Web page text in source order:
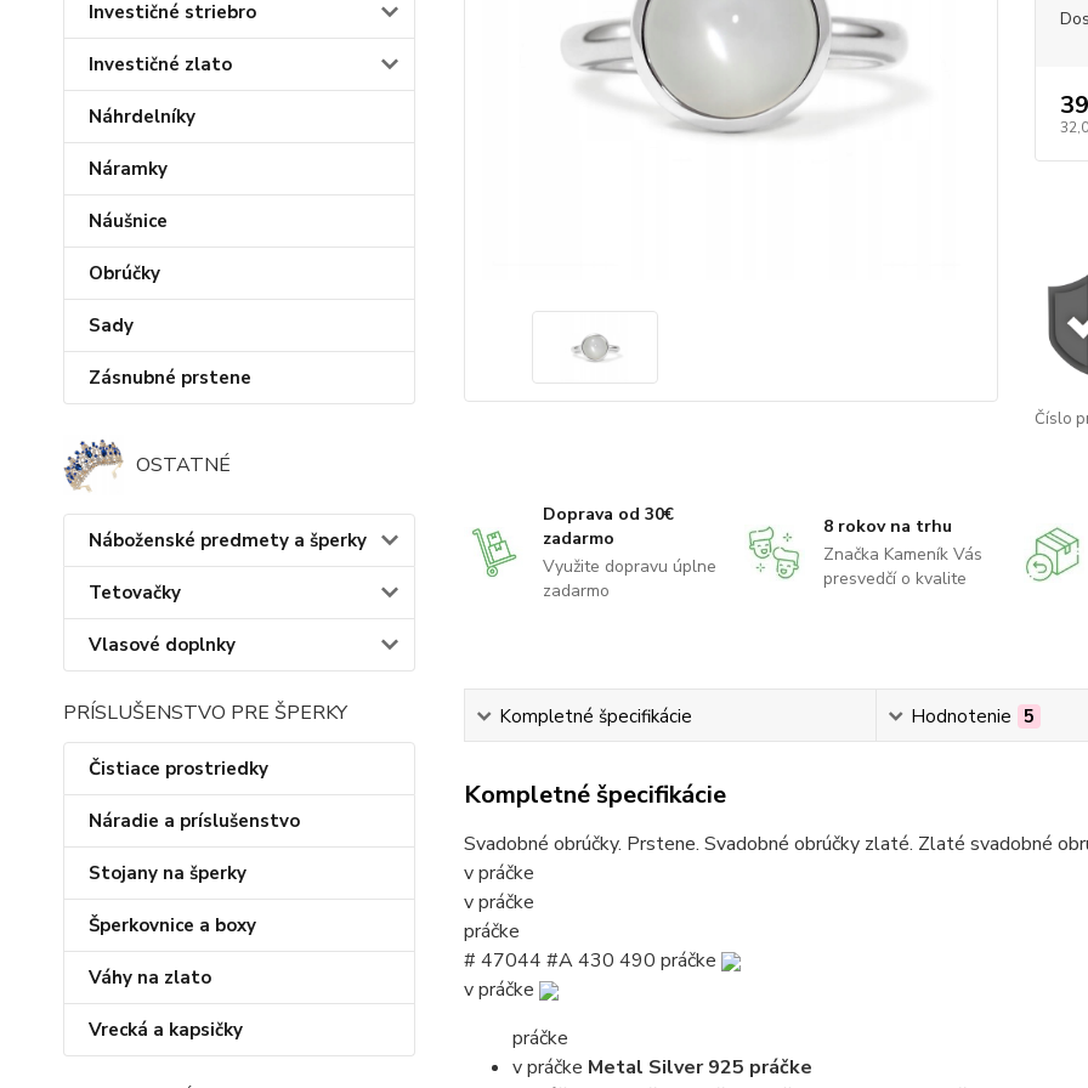
Investičné striebro
Investičné zlato
Náhrdelníky
Náramky
Náušnice
Obrúčky
Sady
Zásnubné prstene
OSTATNÉ
Náboženské predmety a šperky
Tetovačky
Vlasové doplnky
PRÍSLUŠENSTVO PRE ŠPERKY
Čistiace prostriedky
Náradie a príslušenstvo
Stojany na šperky
Šperkovnice a boxy
Váhy na zlato
Vrecká a kapsičky
Číslo
Doprava od 30€
zadarmo
Využite dopravu úplne
zadarmo
8 rokov na trhu
Značka Kameník Vás
presvedčí o kvalite
Kompletné špecifikácie Hodnotenie 5
Kompletné špecifikácie
Svadobné obrúčky. Prstene. Svadobné obrúčky zlaté. Zlaté svadobné
v práčke
v práčke
práčke
# 47044 #A 430 490 práčke
v práčke
práčke
v práčke Metal Silver 925 práčke